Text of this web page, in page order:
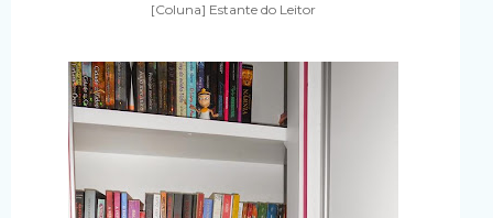
[Coluna] Estante do Leitor